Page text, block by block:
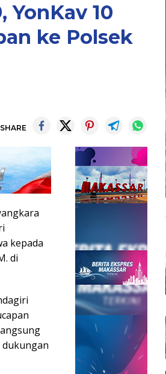
YonKav 10
ke Polsek
SHARE
kepada
di
dukungan